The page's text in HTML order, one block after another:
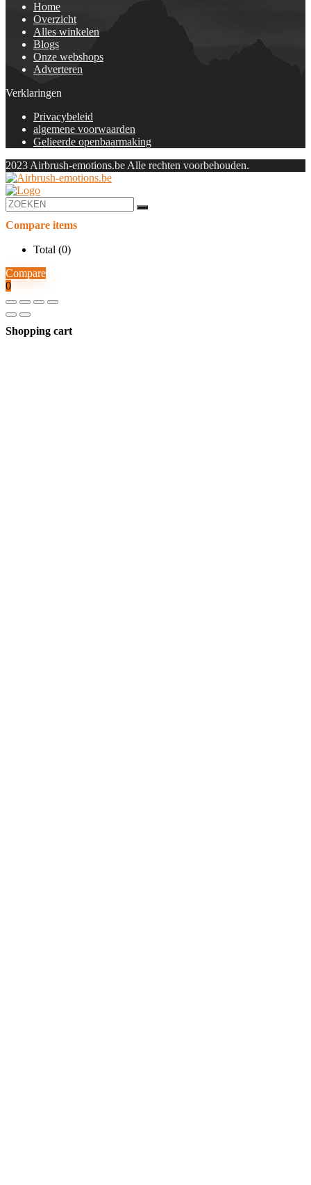
Home
Overzicht
Alles winkelen
Blogs
Onze webshops
Adverteren
Verklaringen
Privacybeleid
algemene voorwaarden
Gelieerde openbaarmaking
2023 Airbrush-emotions.be Alle rechten voorbehouden.
Compare items
Total (0)
Compare
0
Shopping cart